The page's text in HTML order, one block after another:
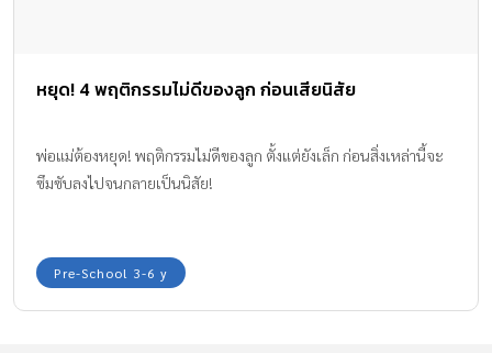
หยุด! 4 พฤติกรรมไม่ดีของลูก ก่อนเสียนิสัย
พ่อแม่ต้องหยุด! พฤติกรรมไม่ดีของลูก ตั้งแต่ยังเล็ก ก่อนสิ่งเหล่านี้จะ
ซึมซับลงไปจนกลายเป็นนิสัย!
Pre-School 3-6 y